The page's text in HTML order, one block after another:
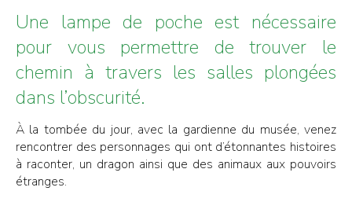
Une lampe de poche est nécessaire
pour vous permettre de trouver le
chemin à travers les salles plongées
dans l’obscurité.
À la tombée du jour, avec la gardienne du musée, venez
rencontrer des personnages qui ont d’étonnantes histoires
à raconter, un dragon ainsi que des animaux aux pouvoirs
étranges.